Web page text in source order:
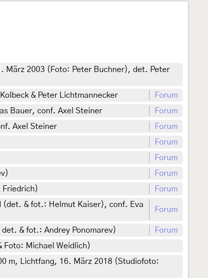
März 2003 (Foto: Peter Buchner), det. Peter
& Peter Lichtmannecker
Forum
Bauer, conf. Axel Steiner
Forum
Axel Steiner
Forum
Forum
Forum
Forum
Friedrich)
Forum
(det. & fot.: Helmut Kaiser), conf. Eva
Forum
& fot.: Andrey Ponomarev)
Forum
Foto: Michael Weidlich)
m, Lichtfang, 16. März 2018 (Studiofoto: